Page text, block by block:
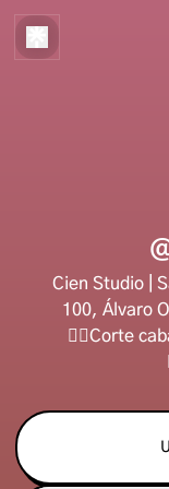
Cien Studio |
100, Álvaro
💇‍♂️Corte